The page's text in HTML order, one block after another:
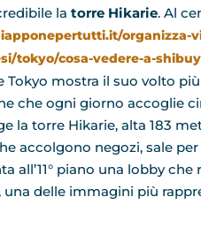
la torre Hikarie. Al
organizza-
tokyo/cosa-vedere-a-
Tokyo mostra il suo volto
che ogni giorno accoglie
la torre Hikarie, alta 183
accolgono negozi, sale
all’11° piano una lobby che
delle immagini più